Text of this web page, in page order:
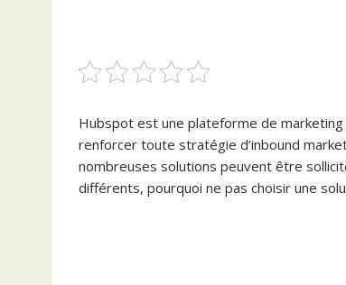
Hubspot est une plateforme de
renforcer toute stratégie d’inbound
nombreuses solutions peuvent être
différents, pourquoi ne pas choisir une